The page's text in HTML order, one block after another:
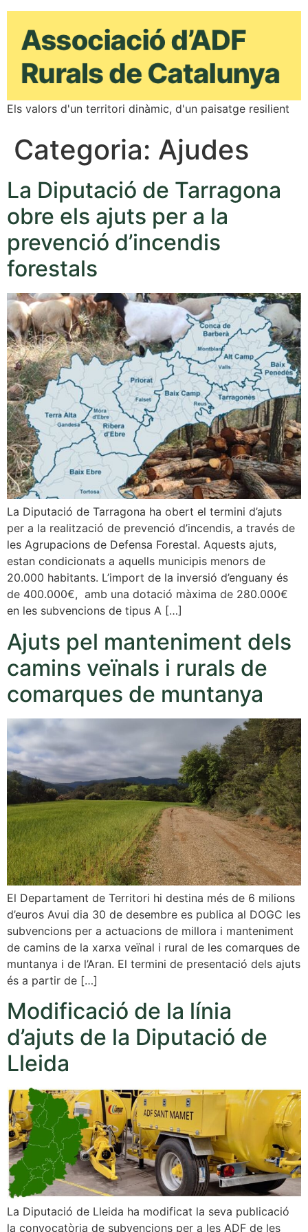
Els valors d'un territori dinàmic, d'un paisatge resilient
Categoria: Ajudes
La Diputació de Tarragona
obre els ajuts per a la
prevenció d’incendis
forestals
La Diputació de Tarragona ha obert el termini d’ajuts
per a la realització de prevenció d’incendis, a través de
les Agrupacions de Defensa Forestal. Aquests ajuts,
estan condicionats a aquells municipis menors de
20.000 habitants. L’import de la inversió d’enguany és
de 400.000€, amb una dotació màxima de 280.000€
en les subvencions de tipus A […]
Ajuts pel manteniment dels
camins veïnals i rurals de
comarques de muntanya
El Departament de Territori hi destina més de 6 milions
d’euros Avui dia 30 de desembre es publica al DOGC les
subvencions per a actuacions de millora i manteniment
de camins de la xarxa veïnal i rural de les comarques de
muntanya i de l’Aran. El termini de presentació dels ajuts
és a partir de […]
Modificació de la línia
d’ajuts de la Diputació de
Lleida
La Diputació de Lleida ha modificat la seva publicació
la convocatòria de subvencions per a les ADF de les